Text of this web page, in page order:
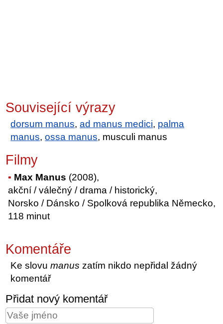
Související výrazy
dorsum manus,ad manus medici, palma
manus,ossa manus, musculi manus
Filmy
Max Manus (2008),
akční / válečný / drama / historický,
Norsko / Dánsko / Spolková republika Německo,
118 minut
Komentáře
Ke slovumanus zatím nikdo nepřidal žádný
komentář
Přidat nový komentář